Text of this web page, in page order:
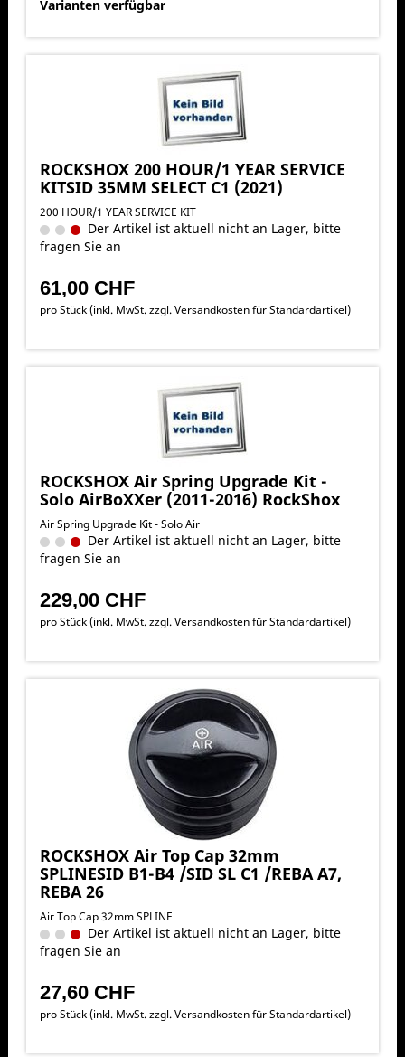
Varianten verfügbar
ROCKSHOX 200 HOUR/1 YEAR SERVICE
KITSID 35MM SELECT C1 (2021)
200 HOUR/1 YEAR SERVICE KIT
Der Artikel ist aktuell nicht an Lager, bitte
fragen Sie an
61,00 CHF
pro Stück (inkl. MwSt. zzgl.Versandkosten für Standardartikel)
ROCKSHOX Air Spring Upgrade Kit -
Solo AirBoXXer (2011-2016) RockShox
Air Spring Upgrade Kit - Solo Air
Der Artikel ist aktuell nicht an Lager, bitte
fragen Sie an
229,00 CHF
pro Stück (inkl. MwSt. zzgl.Versandkosten für Standardartikel)
ROCKSHOX Air Top Cap 32mm
SPLINESID B1-B4 /SID SL C1 /REBA A7,
REBA 26
Air Top Cap 32mm SPLINE
Der Artikel ist aktuell nicht an Lager, bitte
fragen Sie an
27,60 CHF
pro Stück (inkl. MwSt. zzgl.Versandkosten für Standardartikel)